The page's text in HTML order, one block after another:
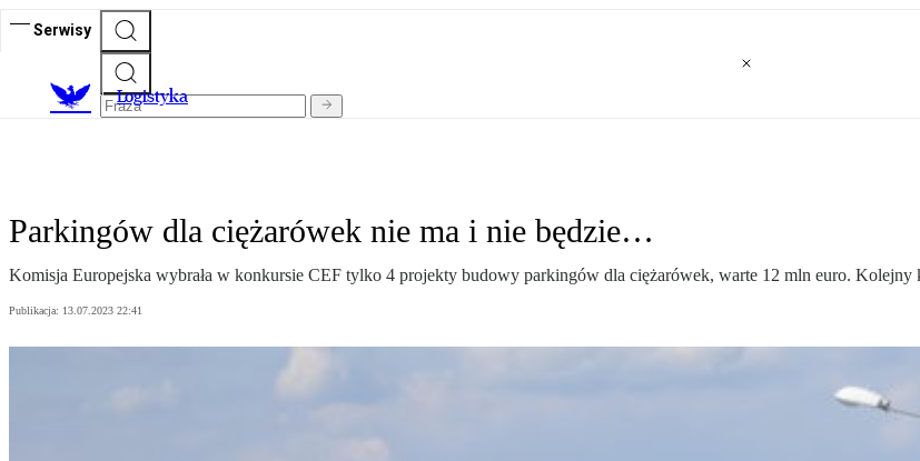
Serwisy
Logistyka
Parkingów dla ciężarówek nie ma i nie będzie…
Komisja Europejska wybrała w konkursie CEF tylko 4 projekty budowy parkingów dla ciężarówek, warte 12 mln euro. Kolejny
Publikacja: 13.07.2023 22:41